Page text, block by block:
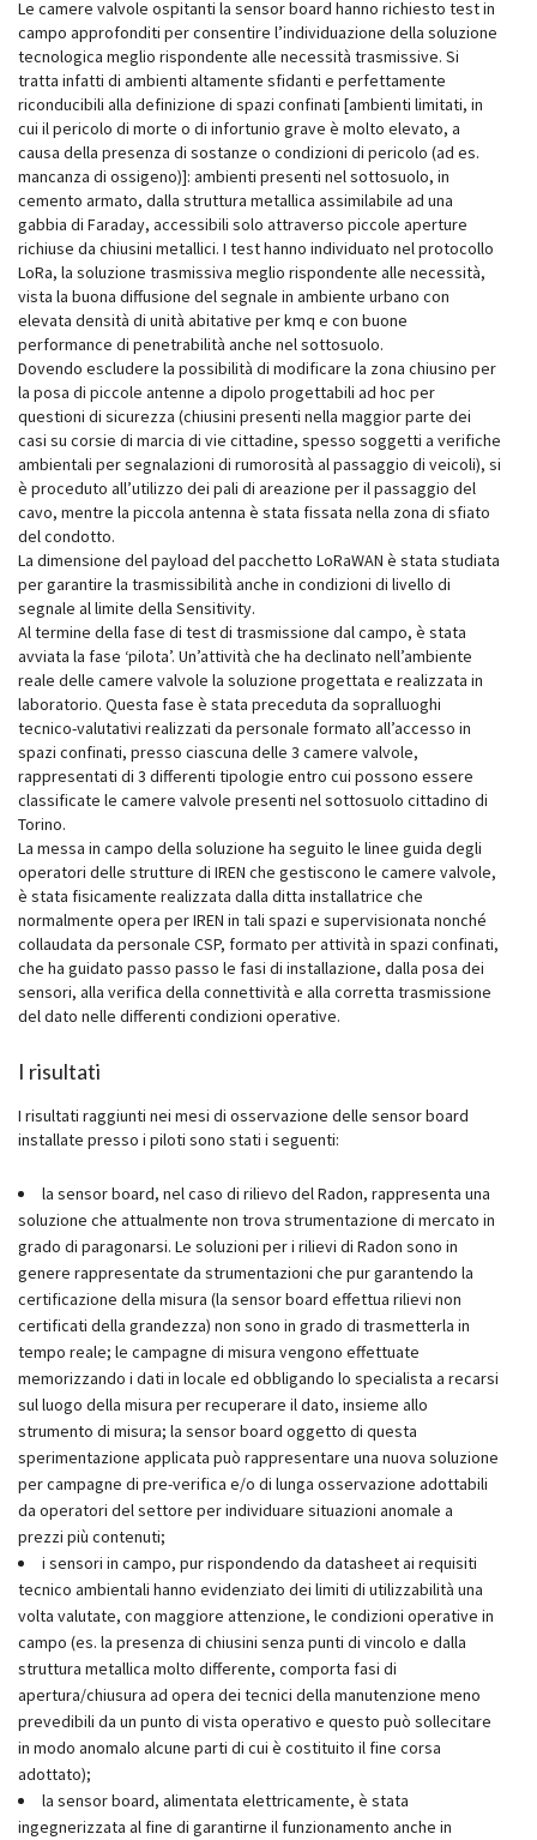
Le camere valvole ospitanti la sensor board hanno richiesto test in
campo approfonditi per consentire l’individuazione della soluzione
tecnologica meglio rispondente alle necessità trasmissive. Si
tratta infatti di ambienti altamente sfidanti e perfettamente
riconducibili alla definizione di spazi confinati [ambienti limitati, in
cui il pericolo di morte o di infortunio grave è molto elevato, a
causa della presenza di sostanze o condizioni di pericolo (ad es.
mancanza di ossigeno)]: ambienti presenti nel sottosuolo, in
cemento armato, dalla struttura metallica assimilabile ad una
gabbia di Faraday, accessibili solo attraverso piccole aperture
richiuse da chiusini metallici. I test hanno individuato nel protocollo
LoRa, la soluzione trasmissiva meglio rispondente alle necessità,
vista la buona diffusione del segnale in ambiente urbano con
elevata densità di unità abitative per kmq e con buone
performance di penetrabilità anche nel sottosuolo.
Dovendo escludere la possibilità di modificare la zona chiusino per
la posa di piccole antenne a dipolo progettabili ad hoc per
questioni di sicurezza (chiusini presenti nella maggior parte dei
casi su corsie di marcia di vie cittadine, spesso soggetti a verifiche
ambientali per segnalazioni di rumorosità al passaggio di veicoli), si
è proceduto all’utilizzo dei pali di areazione per il passaggio del
cavo, mentre la piccola antenna è stata fissata nella zona di sfiato
del condotto.
La dimensione del payload del pacchetto LoRaWAN è stata studiata
per garantire la trasmissibilità anche in condizioni di livello di
segnale al limite della Sensitivity.
Al termine della fase di test di trasmissione dal campo, è stata
avviata la fase ‘pilota’. Un’attività che ha declinato nell’ambiente
reale delle camere valvole la soluzione progettata e realizzata in
laboratorio. Questa fase è stata preceduta da sopralluoghi
tecnico-valutativi realizzati da personale formato all’accesso in
spazi confinati, presso ciascuna delle 3 camere valvole,
rappresentati di 3 differenti tipologie entro cui possono essere
classificate le camere valvole presenti nel sottosuolo cittadino di
Torino.
La messa in campo della soluzione ha seguito le linee guida degli
operatori delle strutture di IREN che gestiscono le camere valvole,
è stata fisicamente realizzata dalla ditta installatrice che
normalmente opera per IREN in tali spazi e supervisionata nonché
collaudata da personale CSP, formato per attività in spazi confinati,
che ha guidato passo passo le fasi di installazione, dalla posa dei
sensori, alla verifica della connettività e alla corretta trasmissione
del dato nelle differenti condizioni operative.
I risultati
I risultati raggiunti nei mesi di osservazione delle sensor board
installate presso i piloti sono stati i seguenti:
la sensor board, nel caso di rilievo del Radon, rappresenta una
soluzione che attualmente non trova strumentazione di mercato in
grado di paragonarsi. Le soluzioni per i rilievi di Radon sono in
genere rappresentate da strumentazioni che pur garantendo la
certificazione della misura (la sensor board effettua rilievi non
certificati della grandezza) non sono in grado di trasmetterla in
tempo reale; le campagne di misura vengono effettuate
memorizzando i dati in locale ed obbligando lo specialista a recarsi
sul luogo della misura per recuperare il dato, insieme allo
strumento di misura; la sensor board oggetto di questa
sperimentazione applicata può rappresentare una nuova soluzione
per campagne di pre-verifica e/o di lunga osservazione adottabili
da operatori del settore per individuare situazioni anomale a
prezzi più contenuti;
i sensori in campo, pur rispondendo da datasheet ai requisiti
tecnico ambientali hanno evidenziato dei limiti di utilizzabilità una
volta valutate, con maggiore attenzione, le condizioni operative in
campo (es. la presenza di chiusini senza punti di vincolo e dalla
struttura metallica molto differente, comporta fasi di
apertura/chiusura ad opera dei tecnici della manutenzione meno
prevedibili da un punto di vista operativo e questo può sollecitare
in modo anomalo alcune parti di cui è costituito il fine corsa
adottato);
la sensor board, alimentata elettricamente, è stata
ingegnerizzata al fine di garantirne il funzionamento anche in